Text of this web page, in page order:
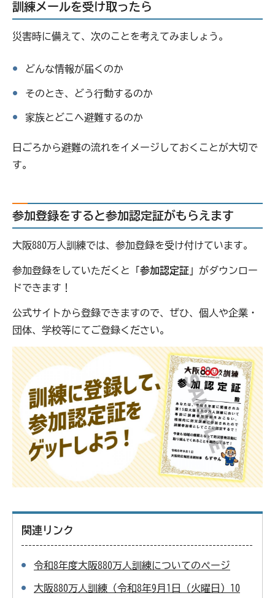
訓練メールを受け取ったら
災害時に備えて、次のことを考えてみましょう。
どんな情報が届くのか
そのとき、どう行動するのか
家族とどこへ避難するのか
日ごろから避難の流れをイメージしておくことが大切で
す。
参加登録をすると参加認定証がもらえます
大阪880万人訓練では、参加登録を受け付けています。
参加登録をしていただくと「 参加認定証 」がダウンロー
ドできます！
公式サイトから登録できますので、ぜひ、個人や企業・
団体、学校等にてご登録ください。
関連リンク
令和8年度大阪880万人訓練についてのページ
大阪880万人訓練（令和8年9月1日（火曜日）10